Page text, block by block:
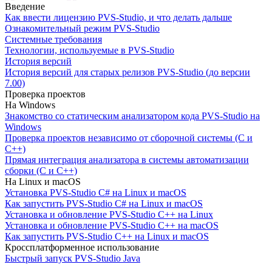
Введение
Как ввести лицензию PVS-Studio, и что делать дальше
Ознакомительный режим PVS-Studio
Системные требования
Технологии, используемые в PVS-Studio
История версий
История версий для старых релизов PVS-Studio (до версии
7.00)
Проверка проектов
На Windows
Знакомство со статическим анализатором кода PVS-Studio на
Windows
Проверка проектов независимо от сборочной системы (C и
C++)
Прямая интеграция анализатора в системы автоматизации
сборки (C и C++)
На Linux и macOS
Установка PVS-Studio C# на Linux и macOS
Как запустить PVS-Studio C# на Linux и macOS
Установка и обновление PVS-Studio C++ на Linux
Установка и обновление PVS-Studio C++ на macOS
Как запустить PVS-Studio C++ на Linux и macOS
Кроссплатформенное использование
Быстрый запуск PVS-Studio Java